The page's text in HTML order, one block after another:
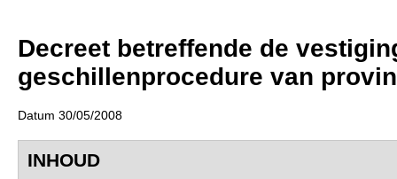
Decreet betreffende de
geschillenprocedure van
Datum 30/05/2008
INHOUD